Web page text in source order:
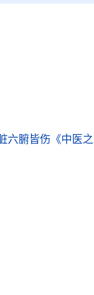
六腑皆伤 《中医之